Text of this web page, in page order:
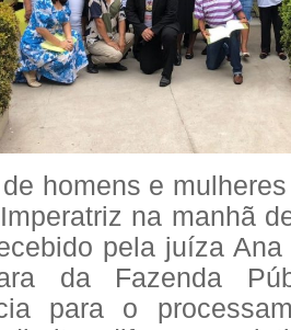
homens e
na manhã
pela juíza
da Fazenda
para o